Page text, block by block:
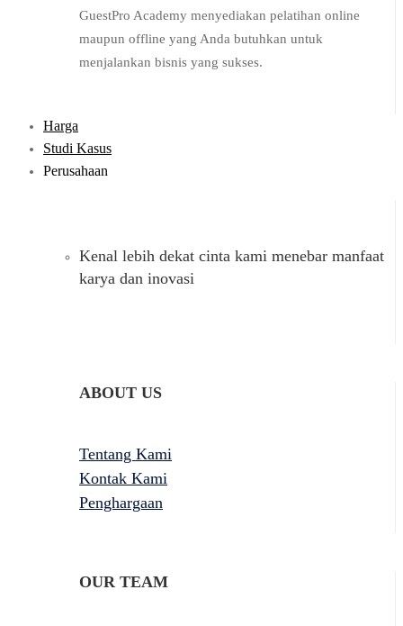
GuestPro Academy menyediakan pelatihan online
maupun offline yang Anda butuhkan untuk
menjalankan bisnis yang sukses.
Harga
Studi Kasus
Perusahaan
Kenal lebih dekat cinta kami menebar manfaat
karya dan inovasi
ABOUT US
Tentang Kami
Kontak Kami
Penghargaan
OUR TEAM